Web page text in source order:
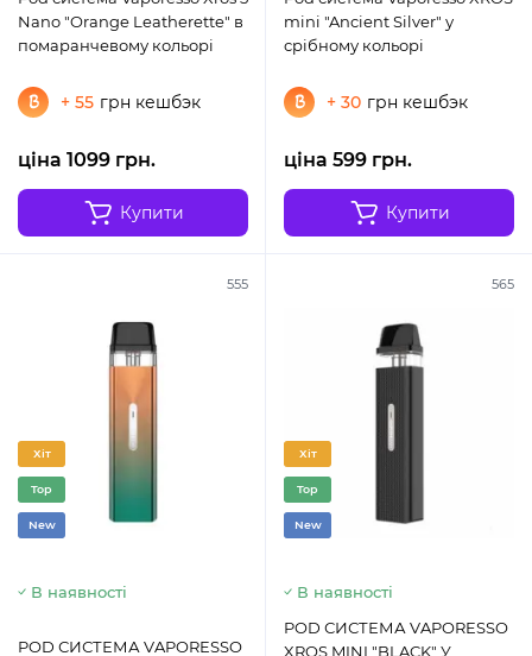
Nano "Orange Leatherette" в
помаранчевому кольорі
+ 55 грн кешбэк
ціна 1099 грн.
Купити
mini "Ancient Silver" у
срібному кольорі
+ 30 грн кешбэк
ціна 599 грн.
Купити
555
Хіт
Top
New
В наявності
POD СИСТЕМА VAPORESSO
565
Хіт
Top
New
В наявності
POD СИСТЕМА VAPORESSO
XROS MINI "BLACK" У